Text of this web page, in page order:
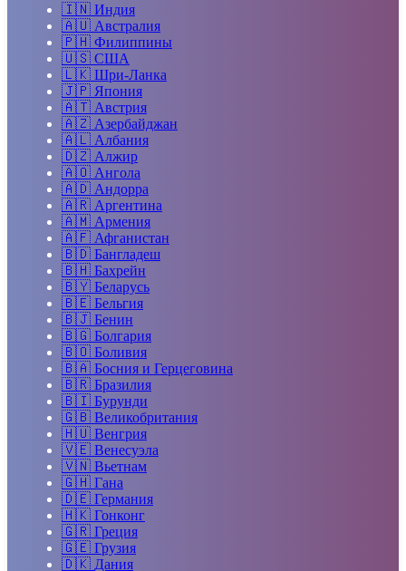
🇮🇳 Индия
🇦🇺 Австралия
🇵🇭 Филиппины
🇺🇸 США
🇱🇰 Шри-Ланка
🇯🇵 Япония
🇦🇹 Австрия
🇦🇿 Азербайджан
🇦🇱 Албания
🇩🇿 Алжир
🇦🇴 Ангола
🇦🇩 Андорра
🇦🇷 Аргентина
🇦🇲 Армения
🇦🇫 Афганистан
🇧🇩 Бангладеш
🇧🇭 Бахрейн
🇧🇾 Беларусь
🇧🇪 Бельгия
🇧🇯 Бенин
🇧🇬 Болгария
🇧🇴 Боливия
🇧🇦 Босния и Герцеговина
🇧🇷 Бразилия
🇧🇮 Бурунди
🇬🇧 Великобритания
🇭🇺 Венгрия
🇻🇪 Венесуэла
🇻🇳 Вьетнам
🇬🇭 Гана
🇩🇪 Германия
🇭🇰 Гонконг
🇬🇷 Греция
🇬🇪 Грузия
🇩🇰 Дания